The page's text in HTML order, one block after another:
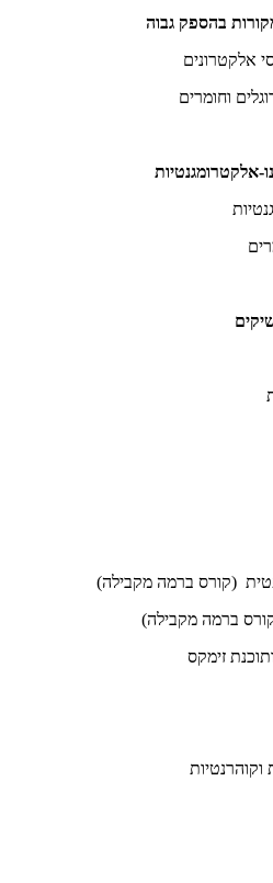
אלקטרונים
וחומרים
(קורס ברמה מקבילה)
ברמה מקבילה)
זימקס